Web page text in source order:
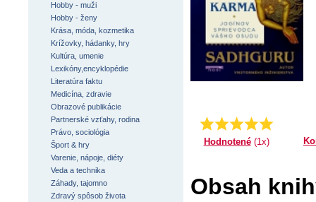
Priemer:
5.0
Hodnotené(1x)
Obsah
Hobby - muži
Hobby - ženy
Krása, móda, kozmetika
Krížovky, hádanky, hry
Kultúra, umenie
Lexikóny,encyklopédie
Literatúra faktu
Medicína, zdravie
Obrazové publikácie
Partnerské vzťahy, rodina
Právo, sociológia
Šport & hry
Varenie, nápoje, diéty
Veda a technika
Záhady, tajomno
Zdravý spôsob života